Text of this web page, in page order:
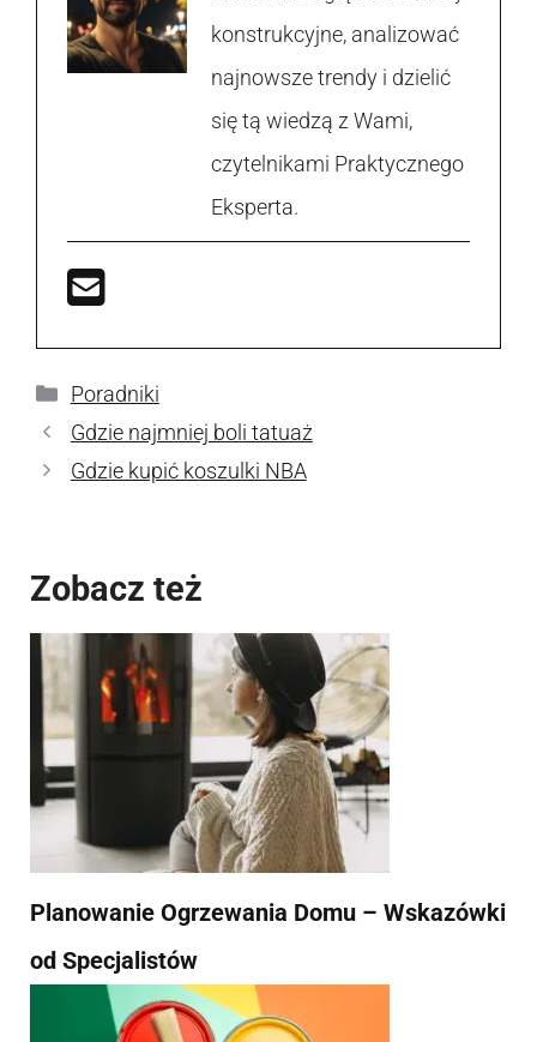
konstrukcyjne, analizować
najnowsze trendy i dzielić
się tą wiedzą z Wami,
czytelnikami Praktycznego
Eksperta.
Kategorie
Poradniki
Gdzie najmniej boli tatuaż
Gdzie kupić koszulki NBA
Zobacz też
Planowanie Ogrzewania Domu – Wskazówki
od Specjalistów